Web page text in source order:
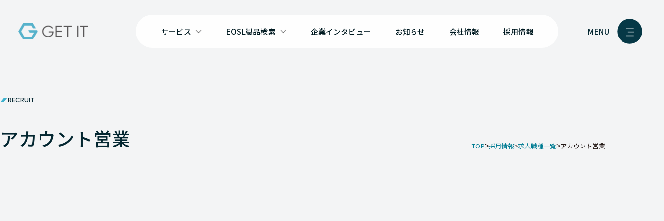
サービス EOSL製品検索 企業インタビュー お知らせ 会社情報 採用情報 MENU
RECRUIT
アカウント営業 TOP 採用情報 求人職種一覧 アカウント営業